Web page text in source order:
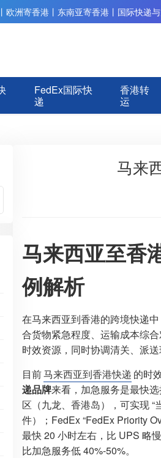
洲寄香港丨东南亚寄香港丨国际快递
FedEx国际快
递
香港转
运
马来
马来西亚至香
例解析
在马来西亚到香港的跨境快递
合货物紧急程度、运输成本综
时效资源，同时协调清关、派送
目前马来西亚到香港快递 的时
递品牌来看，加急服务是最快
区（九龙、香港岛），可实现
件）；FedEx “FedEx Priority
最快 20 小时左右，比 UPS 略
比加急服务低 40%-50%。